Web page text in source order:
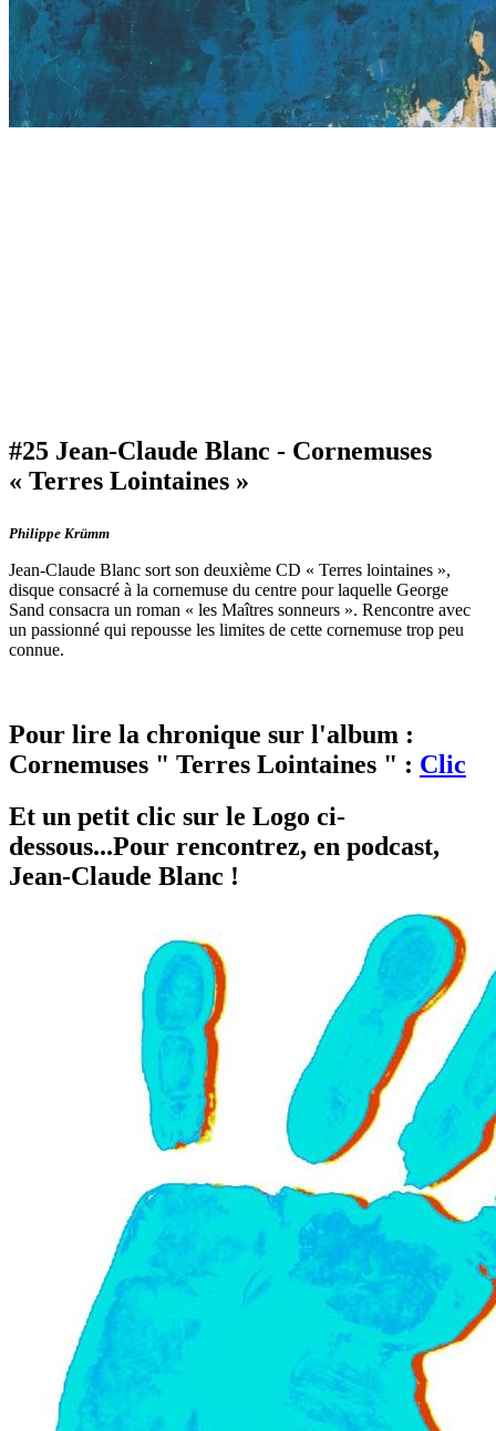
#25 Jean-Claude Blanc - Cornemuses
« Terres Lointaines »
Philippe Krümm
Jean-Claude Blanc sort son deuxième CD « Terres lointaines »,
disque consacré à la cornemuse du centre pour laquelle George
Sand consacra un roman « les Maîtres sonneurs ». Rencontre avec
un passionné qui repousse les limites de cette cornemuse trop peu
connue.
Pour lire la chronique sur l'album :
Cornemuses " Terres Lointaines " : Clic
Et un petit clic sur le Logo ci-
dessous...Pour rencontrez, en podcast,
Jean-Claude Blanc !